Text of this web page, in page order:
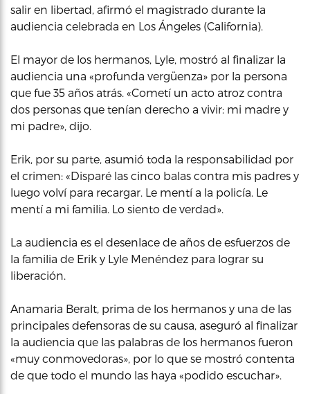
salir en libertad, afirmó el magistrado durante la
audiencia celebrada en Los Ángeles (California).
El mayor de los hermanos, Lyle, mostró al finalizar la
audiencia una «profunda vergüenza» por la persona
que fue 35 años atrás. «Cometí un acto atroz contra
dos personas que tenían derecho a vivir: mi madre y
mi padre», dijo.
Erik, por su parte, asumió toda la responsabilidad por
el crimen: «Disparé las cinco balas contra mis padres y
luego volví para recargar. Le mentí a la policía. Le
mentí a mi familia. Lo siento de verdad».
La audiencia es el desenlace de años de esfuerzos de
la familia de Erik y Lyle Menéndez para lograr su
liberación.
Anamaria Beralt, prima de los hermanos y una de las
principales defensoras de su causa, aseguró al finalizar
la audiencia que las palabras de los hermanos fueron
«muy conmovedoras», por lo que se mostró contenta
de que todo el mundo las haya «podido escuchar».